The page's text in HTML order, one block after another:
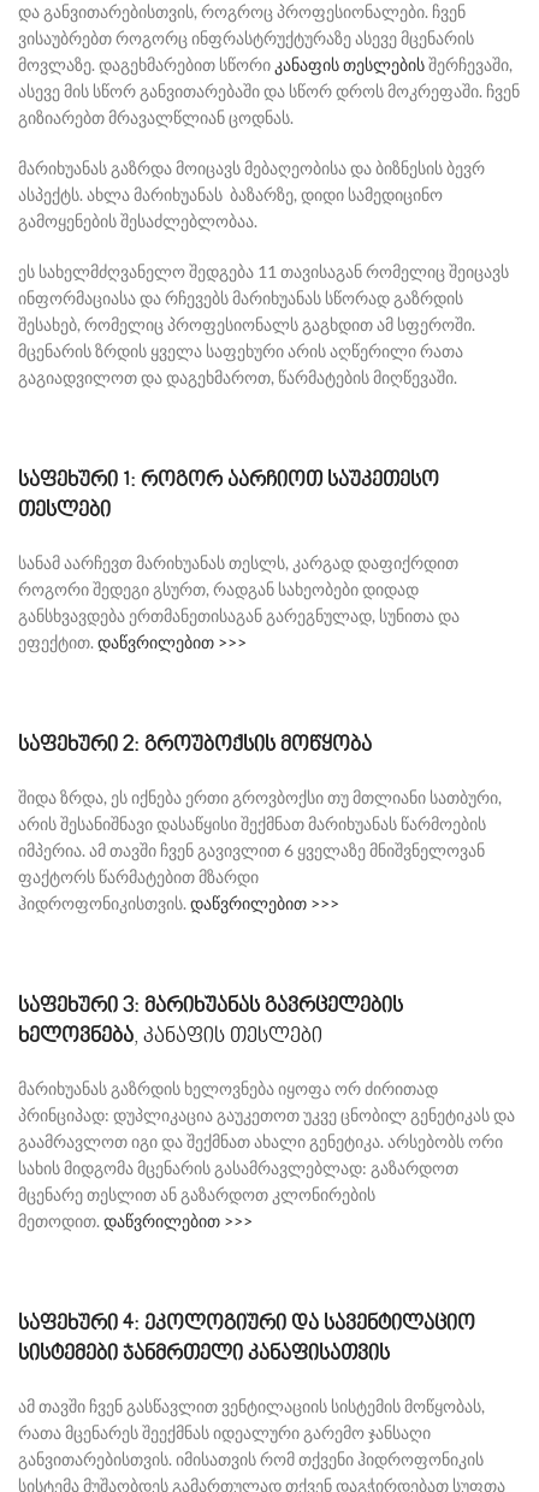
და განვითარებისთვის, როგროც პროფესიონალები. ჩვენ
ვისაუბრებთ როგორც ინფრასტრუქტურაზე ასევე მცენარის
მოვლაზე. დაგეხმარებით სწორი კანაფის თესლებისშერჩევაში,
ასევე მის სწორ განვითარებაში და სწორ დროს მოკრეფაში. ჩვენ
გიზიარებთ მრავალწლიან ცოდნას.
მარიხუანას გაზრდა მოიცავს მებაღეობისა და ბიზნესის ბევრ
ასპექტს. ახლა მარიხუანას ბაზარზე, დიდი სამედიცინო
გამოყენების შესაძლებლობაა.
ეს სახელმძღვანელო შედგება 11 თავისაგან რომელიც შეიცავს
ინფორმაციასა და რჩევებს მარიხუანას სწორად გაზრდის
შესახებ, რომელიც პროფესიონალს გაგხდით ამ სფეროში.
მცენარის ზრდის ყველა საფეხური არის აღწერილი რათა
გაგიადვილოთ და დაგეხმაროთ, წარმატების მიღწევაში.
საფეხური 1: როგორ აარჩიოთ საუკეთესო
თესლები
სანამ აარჩევთ მარიხუანას თესლს, კარგად დაფიქრდით
როგორი შედეგი გსურთ, რადგან სახეობები დიდად
განსხვავდება ერთმანეთისაგან გარეგნულად, სუნითა და
ეფექტით. დაწვრილებით >>>
საფეხური 2: გროუბოქსის მოწყობა
შიდა ზრდა, ეს იქნება ერთი გროვბოქსი თუ მთლიანი სათბური,
არის შესანიშნავი დასაწყისი შექმნათ მარიხუანას წარმოების
იმპერია. ამ თავში ჩვენ გავივლით 6 ყველაზე მნიშვნელოვან
ფაქტორს წარმატებით მზარდი
ჰიდროფონიკისთვის. დაწვრილებით >>>
საფეხური 3: მარიხუანას გავრცელების
ხელოვნება, კანაფის თესლები
მარიხუანას გაზრდის ხელოვნება იყოფა ორ ძირითად
პრინციპად: დუპლიკაცია გაუკეთოთ უკვე ცნობილ გენეტიკას და
გაამრავლოთ იგი და შექმნათ ახალი გენეტიკა. არსებობს ორი
სახის მიდგომა მცენარის გასამრავლებლად: გაზარდოთ
მცენარე თესლით ან გაზარდოთ კლონირების
მეთოდით. დაწვრილებით >>>
საფეხური 4: ეკოლოგიური და სავენტილაციო
სისტემები ჯანმრთელი კანაფისათვის
ამ თავში ჩვენ გასწავლით ვენტილაციის სისტემის მოწყობას,
რათა მცენარეს შეექმნას იდეალური გარემო ჯანსაღი
განვითარებისთვის. იმისათვის რომ თქვენი ჰიდროფონიკის
სისტემა მუშაობდეს გამართულად თქვენ დაგჭირდებათ სუფთა